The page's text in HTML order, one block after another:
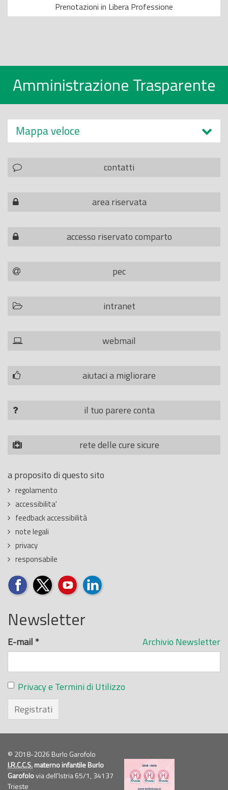
Prenotazioni in Libera Professione
Amministrazione Trasparente
Mappa veloce
contatti
area riservata
accesso riservato comparto
pec
intranet
webmail
aiutaci a migliorare
il tuo parere conta
rete delle cure sicure
a proposito di questo sito
regolamento
accessibilita'
feedback accessibilità
note legali
privacy
responsabile
Newsletter
Archivio Newsletter
E-mail *
Privacy e Termini di Utilizzo
Registrati
© 2018-2026 Burlo Garofolo
I.R.C.C.S.materno infantile Burlo
Garofolovia dell'Istria 65/1, 34137
Trieste